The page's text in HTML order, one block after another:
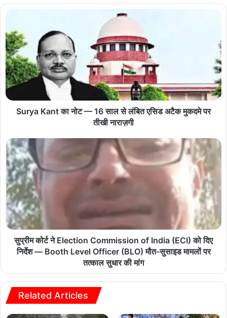
Surya Kant का नोट — 16 साल से लंबित एसिड अटैक मुकदमे पर
तीखी नाराज़गी
सुप्रीम कोर्ट ने Election Commission of India (ECI) को दिए
निर्देश — Booth Level Officer (BLO) मौत-सुसाइड मामलों पर
तत्काल सुधार की मांग
Related Articles